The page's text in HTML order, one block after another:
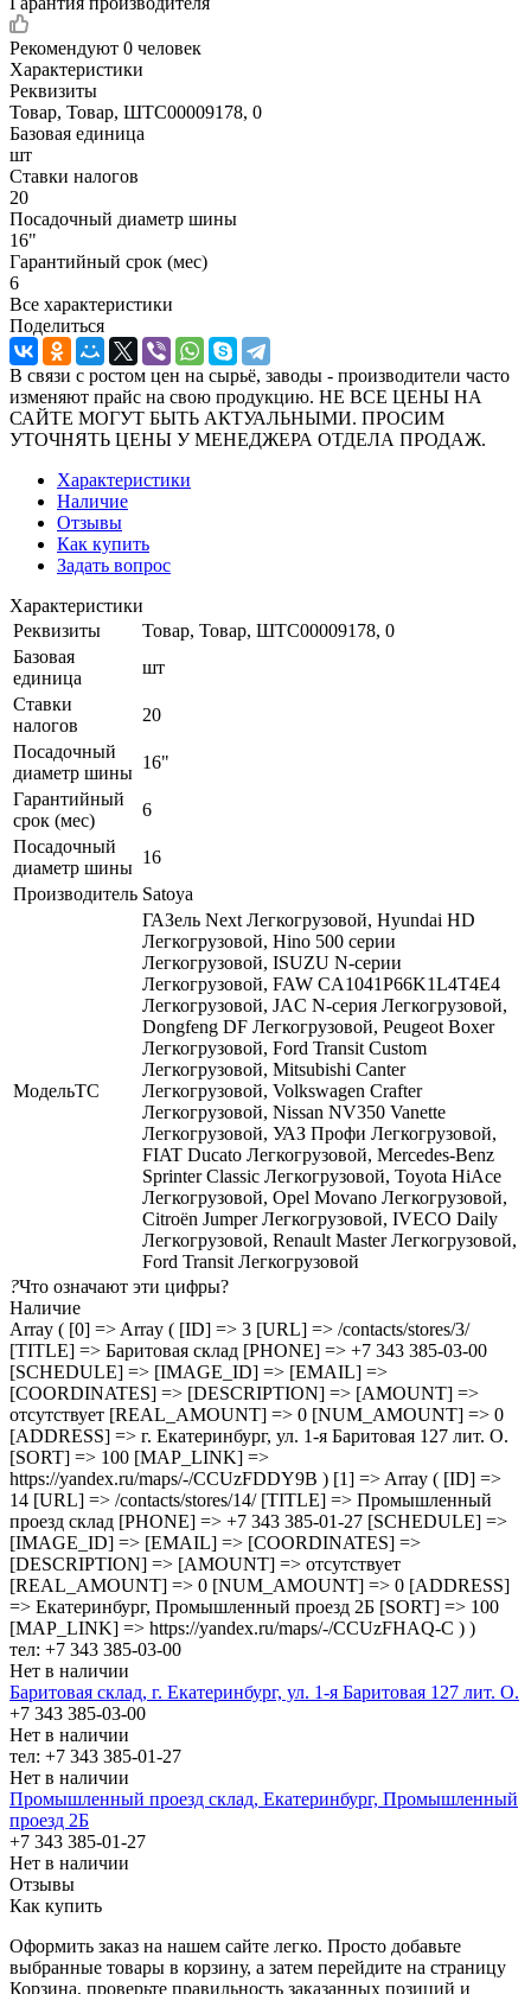
Рекомендуют 0 человек
Характеристики
Реквизиты
Товар, Товар, ШТС00009178, 0
Базовая единица
шт
Ставки налогов
20
Посадочный диаметр шины
16"
Гарантийный срок (мес)
6
Все характеристики
Поделиться
В связи с ростом цен на сырьё, заводы - производители часто
изменяют прайс на свою продукцию. НЕ ВСЕ ЦЕНЫ НА
САЙТЕ МОГУТ БЫТЬ АКТУАЛЬНЫМИ. ПРОСИМ
УТОЧНЯТЬ ЦЕНЫ У МЕНЕДЖЕРА ОТДЕЛА ПРОДАЖ.
Характеристики
Наличие
Отзывы
Как купить
Задать вопрос
Характеристики
Реквизиты
Товар, Товар, ШТС00009178, 0
Базовая
единица
шт
Ставки
налогов
20
Посадочный
диаметр шины
16"
Гарантийный
срок (мес)
6
Посадочный
диаметр шины
16
Производитель Satoya
МодельТС
ГАЗель Next Легкогрузовой, Hyundai HD
Легкогрузовой, Hino 500 серии
Легкогрузовой, ISUZU N-серии
Легкогрузовой, FAW CA1041P66K1L4T4E4
Легкогрузовой, JAC N-серия Легкогрузовой,
Dongfeng DF Легкогрузовой, Peugeot Boxer
Легкогрузовой, Ford Transit Custom
Легкогрузовой, Mitsubishi Canter
Легкогрузовой, Volkswagen Crafter
Легкогрузовой, Nissan NV350 Vanette
Легкогрузовой, УАЗ Профи Легкогрузовой,
FIAT Ducato Легкогрузовой, Mercedes-Benz
Sprinter Classic Легкогрузовой, Toyota HiAce
Легкогрузовой, Opel Movano Легкогрузовой,
Citroën Jumper Легкогрузовой, IVECO Daily
Легкогрузовой, Renault Master Легкогрузовой,
Ford Transit Легкогрузовой
?Что означают эти цифры?
Наличие
Array ( [0] => Array ( [ID] => 3 [URL] => /contacts/stores/3/
[TITLE] => Баритовая склад [PHONE] => +7 343 385-03-00
[SCHEDULE] => [IMAGE_ID] => [EMAIL] =>
[COORDINATES] => [DESCRIPTION] => [AMOUNT] =>
отсутствует [REAL_AMOUNT] => 0 [NUM_AMOUNT] => 0
[ADDRESS] => г. Екатеринбург, ул. 1-я Баритовая 127 лит. О.
[SORT] => 100 [MAP_LINK] =>
https://yandex.ru/maps/-/CCUzFDDY9B ) [1] => Array ( [ID] =>
14 [URL] => /contacts/stores/14/ [TITLE] => Промышленный
проезд cклад [PHONE] => +7 343 385-01-27 [SCHEDULE] =>
[IMAGE_ID] => [EMAIL] => [COORDINATES] =>
[DESCRIPTION] => [AMOUNT] => отсутствует
[REAL_AMOUNT] => 0 [NUM_AMOUNT] => 0 [ADDRESS]
=> Екатеринбург, Промышленный проезд 2Б [SORT] => 100
[MAP_LINK] => https://yandex.ru/maps/-/CCUzFHAQ-C ) )
тел: +7 343 385-03-00
Нет в наличии
Баритовая склад, г. Екатеринбург, ул. 1-я Баритовая 127 лит. О.
+7 343 385-03-00
Нет в наличии
тел: +7 343 385-01-27
Нет в наличии
Промышленный проезд cклад, Екатеринбург, Промышленный
проезд 2Б
+7 343 385-01-27
Нет в наличии
Отзывы
Как купить
Оформить заказ на нашем сайте легко. Просто добавьте
выбранные товары в корзину, а затем перейдите на страницу
Корзина, проверьте правильность заказанных позиций и